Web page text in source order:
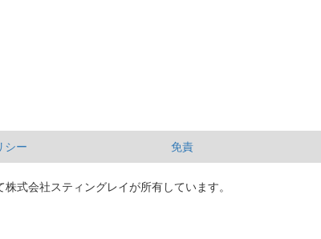
シー 免責
式会社スティングレイが所有しています。